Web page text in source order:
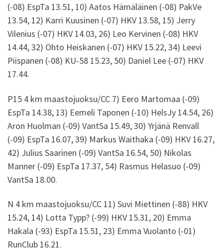
(-08) EspTa 13.51, 10) Aatos Hämäläinen (-08) PakVe
13.54, 12) Karri Kuusinen (-07) HKV 13.58, 15) Jerry
Vilenius (-07) HKV 14.03, 26) Leo Kervinen (-08) HKV
14.44, 32) Ohto Heiskanen (-07) HKV 15.22, 34) Leevi
Piispanen (-08) KU-58 15.23, 50) Daniel Lee (-07) HKV
17.44.
P15 4 km maastojuoksu/CC 7) Eero Martomaa (-09)
EspTa 14.38, 13) Eemeli Taponen (-10) HelsJy 14.54, 26)
Aron Huolman (-09) VantSa 15.49, 30) Yrjänä Renvall
(-09) EspTa 16.07, 39) Markus Waithaka (-09) HKV 16.27,
42) Julius Saarinen (-09) VantSa 16.54, 50) Nikolas
Manner (-09) EspTa 17.37, 54) Rasmus Helasuo (-09)
VantSa 18.00.
N 4 km maastojuoksu/CC 11) Suvi Miettinen (-88) HKV
15.24, 14) Lotta Typp? (-99) HKV 15.31, 20) Emma
Hakala (-93) EspTa 15.51, 23) Emma Vuolanto (-01)
RunClub 16.21.